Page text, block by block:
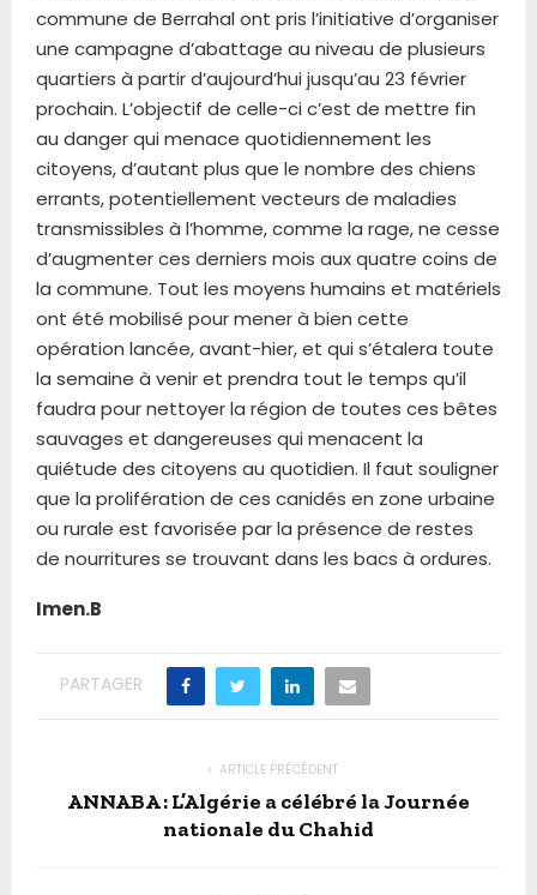
commune de Berrahal ont pris l’initiative d’organiser
une campagne d’abattage au niveau de plusieurs
quartiers à partir d’aujourd’hui jusqu’au 23 février
prochain. L’objectif de celle-ci c’est de mettre fin
au danger qui menace quotidiennement les
citoyens, d’autant plus que le nombre des chiens
errants, potentiellement vecteurs de maladies
transmissibles à l’homme, comme la rage, ne cesse
d’augmenter ces derniers mois aux quatre coins de
la commune. Tout les moyens humains et matériels
ont été mobilisé pour mener à bien cette
opération lancée, avant-hier, et qui s’étalera toute
la semaine à venir et prendra tout le temps qu’il
faudra pour nettoyer la région de toutes ces bêtes
sauvages et dangereuses qui menacent la
quiétude des citoyens au quotidien. Il faut souligner
que la prolifération de ces canidés en zone urbaine
ou rurale est favorisée par la présence de restes
de nourritures se trouvant dans les bacs à ordures.
Imen.B
PARTAGER
ARTICLE PRÉCÉDENT
ANNABA : L’Algérie a célébré la Journée
nationale du Chahid